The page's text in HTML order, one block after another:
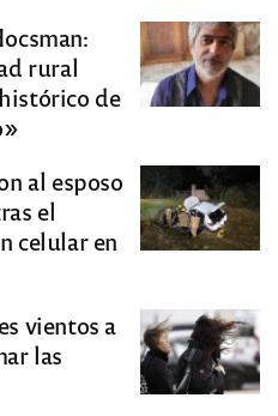
rural
de
al esposo
el
celular en
vientos a
las